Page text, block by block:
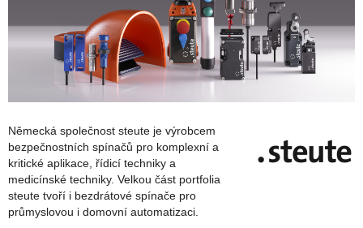
Německá společnost steute je výrobcem
bezpečnostních spínačů pro komplexní a
kritické aplikace, řídicí techniky a
medicínské techniky. Velkou část portfolia
steute tvoří i bezdrátové spínače pro
průmyslovou i domovní automatizaci.